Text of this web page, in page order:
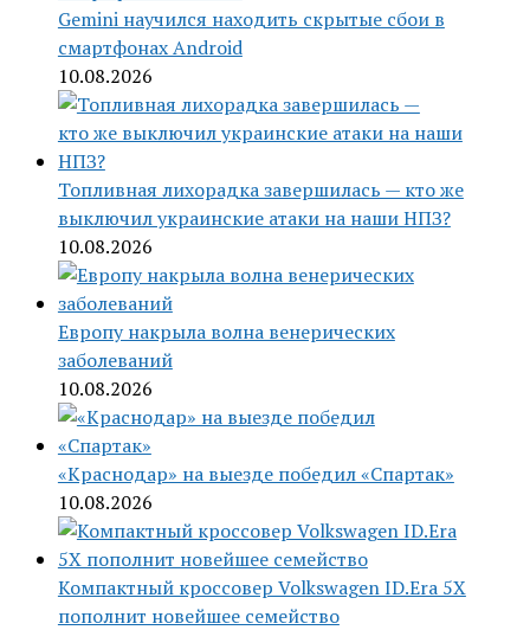
Gemini научился находить скрытые сбои в
смартфонах Android
10.08.2026
Топливная лихорадка завершилась — кто же
выключил украинские атаки на наши НПЗ?
10.08.2026
Европу накрыла волна венерических
заболеваний
10.08.2026
«Краснодар» на выезде победил «Спартак»
10.08.2026
Компактный кроссовер Volkswagen ID.Era 5X
пополнит новейшее семейство